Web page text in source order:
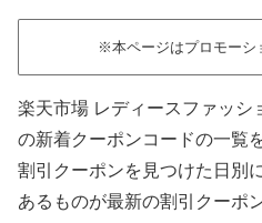
※本ページはプロモーシ
楽天市場 レディースファッシ
の新着クーポンコードの一覧
割引クーポンを見つけた日別
あるものが最新の割引クーポ